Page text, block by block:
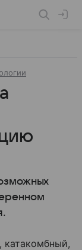
катакомбный,